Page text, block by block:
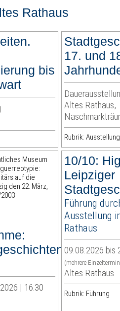
Rathaus
bis
17. und
Altes Rathaus,
Rubrik: Ausstellung
| 16:30
10/10:
Leipziger
Führung
Ausstellung
Rathaus
09.08.2026 bis
(mehrere
Altes Rathaus
Rubrik: Führung